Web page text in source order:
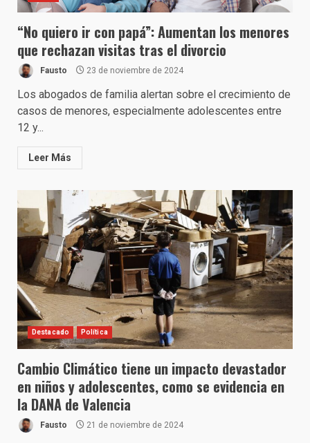
“No quiero ir con papá”: Aumentan los menores
que rechazan visitas tras el divorcio
Fausto 23 de noviembre de 2024
Los abogados de familia alertan sobre el crecimiento de
casos de menores, especialmente adolescentes entre
12 y...
Leer Más
Destacado Política
Cambio Climático tiene un impacto devastador
en niños y adolescentes, como se evidencia en
la DANA de Valencia
Fausto 21 de noviembre de 2024